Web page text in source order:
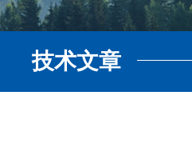
技术文章